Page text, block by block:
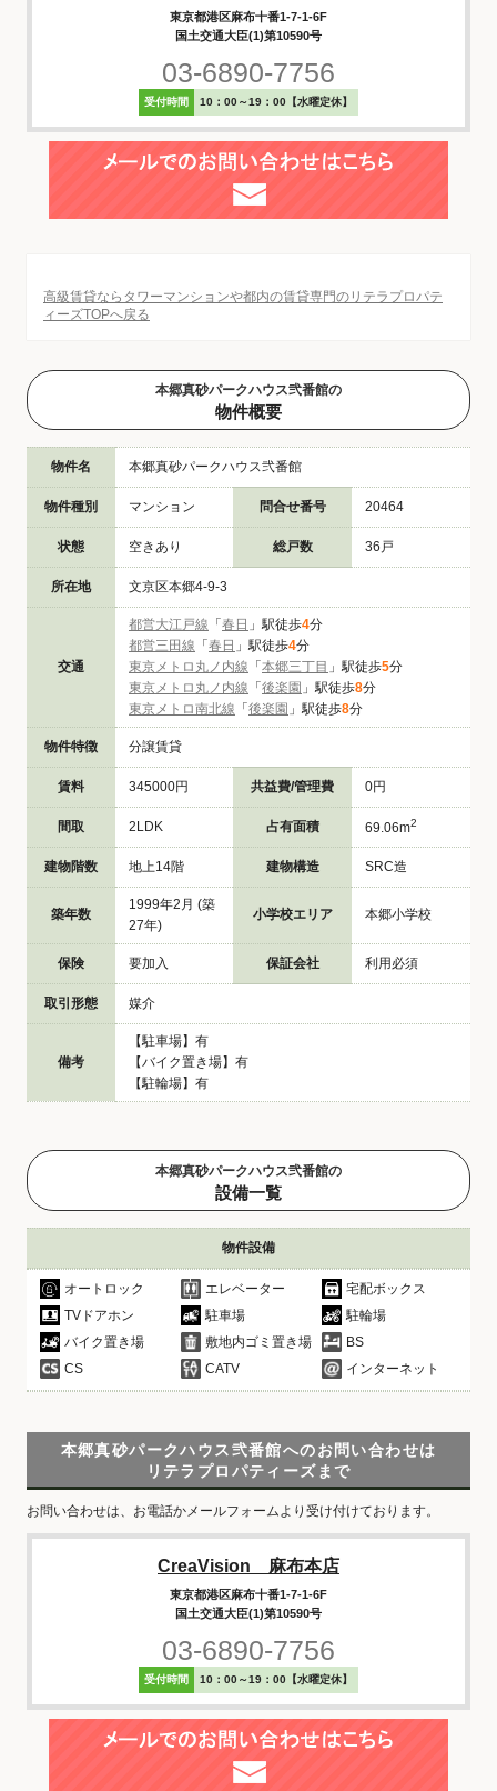
東京都港区麻布十番1-7-1-6F
国土交通大臣(1)第10590号
03-6890-7756
受付時間 10：00～19：00【水曜定休】
高級賃貸ならタワーマンションや都内の賃貸専門のリテラプロパテ
ィーズTOPへ戻る
本郷真砂パークハウス弐番館の
物件概要
物件名 本郷真砂パークハウス弐番館
物件種別 マンション 問合せ番号 20464
状態 空きあり 総戸数 36戸
所在地 文京区本郷4-9-3
交通
都営大江戸線 「 春日 」駅徒歩4分
都営三田線 「 春日 」駅徒歩4分
東京メトロ丸ノ内線 「 本郷三丁目 」駅徒歩5分
東京メトロ丸ノ内線 「 後楽園 」駅徒歩8分
東京メトロ南北線 「 後楽園 」駅徒歩8分
物件特徴 分譲賃貸
賃料 345000円 共益費/管理費 0円
間取 2LDK 占有面積 69.06m2
建物階数 地上14階 建物構造 SRC造
築年数
1999年2月 (築
27年)
小学校エリア 本郷小学校
保険 要加入 保証会社 利用必須
取引形態 媒介
備考
【駐車場】有
【バイク置き場】有
【駐輪場】有
本郷真砂パークハウス弐番館の
設備一覧
物件設備
オートロック エレベーター
宅配ボックス
TVドアホン
駐車場
駐輪場
バイク置き場
敷地内ゴミ置き場
BS
CS
CATV インターネット
本郷真砂パークハウス弐番館へのお問い合わせは
リテラプロパティーズまで
お問い合わせは、お電話かメールフォームより受け付けております。
CreaVision 麻布本店
東京都港区麻布十番1-7-1-6F
国土交通大臣(1)第10590号
03-6890-7756
受付時間 10：00～19：00【水曜定休】